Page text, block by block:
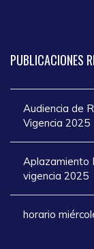
PUBLICACIONES
Audiencia de
Vigencia 2025
Aplazamiento
vigencia 2025
horario